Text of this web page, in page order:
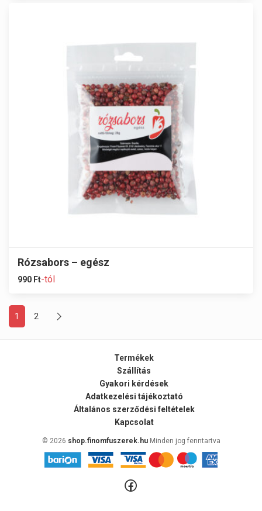
Rózsabors – egész
990 Ft-tól
1 2
Termékek
Szállítás
Gyakori kérdések
Adatkezelési tájékoztató
Általános szerződési feltételek
Kapcsolat
© 2026 shop.finomfuszerek.huMinden jog fenntartva